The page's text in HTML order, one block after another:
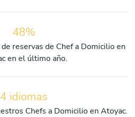
48%
reservas de Chef a Domicilio en
en el último año.
4 idiomas
Chefs a Domicilio en Atoyac.